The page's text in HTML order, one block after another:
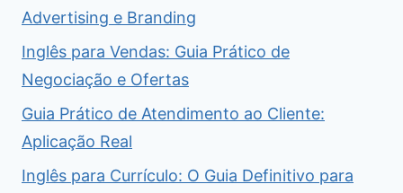
Advertising e Branding
Inglês para Vendas: Guia Prático de
Negociação e Ofertas
Guia Prático de Atendimento ao Cliente:
Aplicação Real
Inglês para Currículo: O Guia Definitivo para